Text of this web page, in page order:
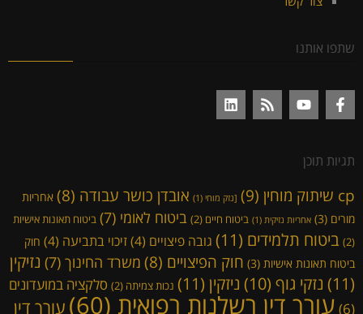
שתפו אותנו
תגיות תוכן
cp שיתוק מוחין (9) [נזק מוחי (1) אובדן כושר עבודה (8)
אחריות
מורים (3) אחריות נזיקית (1) ביטוח חיים (2) ביטוח לאומי (7)
ביטוח תאונות אישיות
(2)
ביטוח תלמידים (11) גובה פיצויים (4) זיכוי בתביעה (4)
חוק
ביטוח תאונות אישיות (3) חוק הפיצויים (8) משרד החינוך (7)
נזיקין
(11)
נזקי גוף (10) ניזקין (11) נכות צמיתה (2)
סלקציה במועדונים
(6)
עורך דין רשלנות רפואית (60) עורך דין